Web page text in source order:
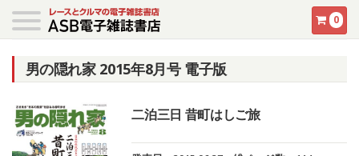
0
男の隠れ家 2015年8月号 電子版
二泊三日 昔町はしご旅